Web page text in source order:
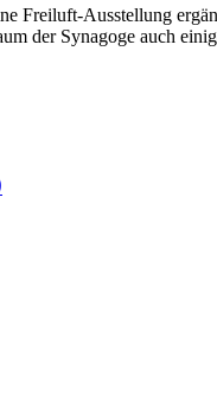
Freiluft-Ausstellung
der Synagoge auch